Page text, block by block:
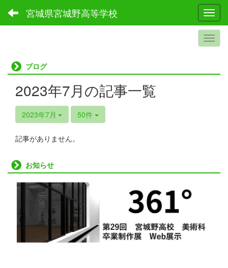
宮城県宮城野高等学校
ブログ
2023年7月の記事一覧
2023年7月 50件
記事がありません。
お知らせ